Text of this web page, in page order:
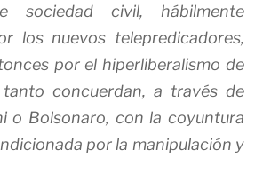
sociedad civil, hábilmente
los nuevos telepredicadores,
por el hiperliberalismo de
tanto concuerdan, a través de
o Bolsonaro, con la coyuntura
por la manipulación y